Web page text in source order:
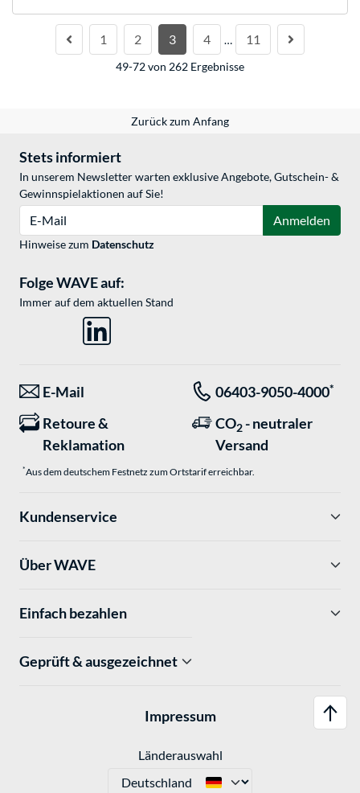
1 2 3 4 … 11
49-72 von 262 Ergebnisse
Zurück zum Anfang
Stets informiert
In unserem Newsletter warten exklusive Angebote, Gutschein- &
Gewinnspielaktionen auf Sie!
Anmelden
Hinweise zum Datenschutz
Folge WAVE auf:
Immer auf dem aktuellen Stand
E-Mail 06403-9050-4000*
Retoure &
Reklamation
CO2 - neutraler
Versand
*Aus dem deutschem Festnetz zum Ortstarif erreichbar.
Kundenservice
Über WAVE
Einfach bezahlen
Geprüft & ausgezeichnet
Impressum
Länderauswahl